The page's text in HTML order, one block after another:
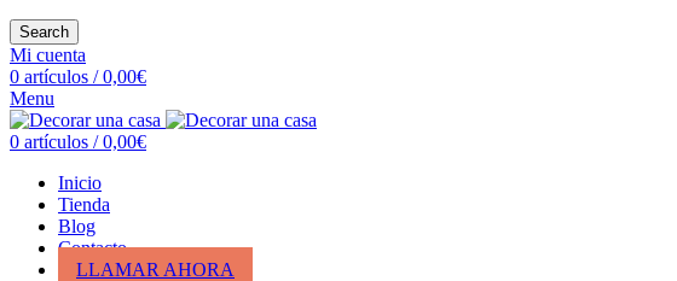
Search
Mi cuenta
0 artículos / 0,00€
Menu
0 artículos / 0,00€
Inicio
Tienda
Blog
Contacto
LLAMAR AHORA